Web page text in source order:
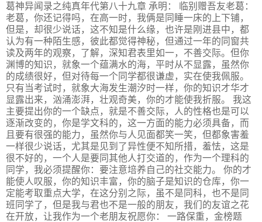
葛神异闻录之纯真年代第八十九章 承明： 临别赠吾友老葛：
老葛，你还记得吗，在高一时，我俩是同睡一床的上下铺，
但是，却很少说话，这不知是什么缘，也许是刚进县中，都
认为有一种陌生感，彼此都觉得神秘，但通过一年的同窗共
读及两年的观察，了解，深知君表里如一，不善交际。但你
渊博的知识，就象一个蕴满水的海，平时从不显露，虽然你
的成绩很好，但对待每一个同学都很谦虚，实在使我佩服。
只有当考试时，就象大海发生潮汐时一样，你的知识才华才
显露出来，汹涌澎湃，壮观奇美，你的才能使我折服。 我这
主要提出你的一个缺点，就是不善交际，人的性格也是可以
逐渐改变的，你是学文科的，这一方面的能力必须具备，而
且要有很强的能力，虽然你与人见面都笑一笑，但都象害羞
一样很少说话，尤其是见到了异性便不知所措，羞怯，这是
很不好的，一个人是要同其他人打交道的，作为一个理科的
同学，我必须提醒你：要注意培养自己的社交能力。 你的才
能使人叹服，你的知识丰富，你的脑子是知识的仓库，你一
定能考取重点大学，在这分别之际，虽不是同科，也不是同
班同学了，但是我与君也不是一般的朋友，我们的友谊之花
在开放，让我作为一个老朋友祝愿你： 一路保重，金榜题